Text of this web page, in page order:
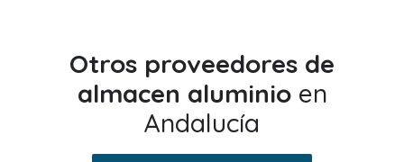
Otros proveedores de
almacen aluminio en
Andalucía